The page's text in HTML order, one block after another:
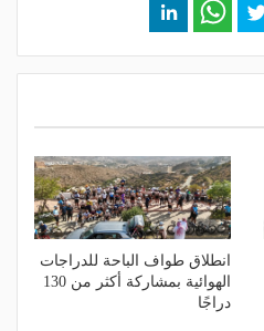
انطلاق طواف الباحة للدراجات
الهوائية بمشاركة أكثر من 130
دراجًا